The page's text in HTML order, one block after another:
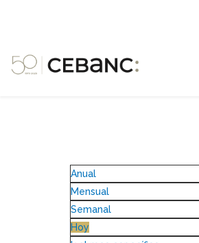
Anual
Mensual
Semanal
Hoy